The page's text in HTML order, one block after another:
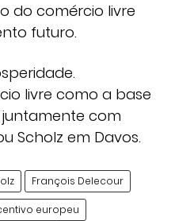
do comércio livre
futuro.
livre como a base
com
Scholz em Davos.
François Delecour
europeu